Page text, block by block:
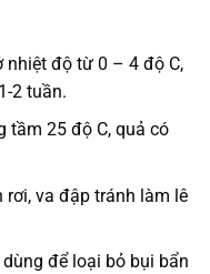
độ từ 0 – 4 độ C,
2 tuần.
tầm 25 độ C, quả có
rơi, va đập tránh làm lê
để loại bỏ bụi bẩn